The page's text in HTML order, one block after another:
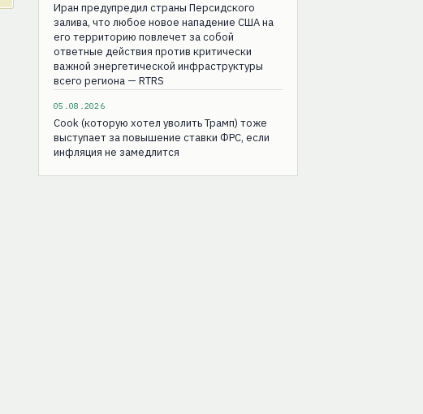
Иран предупредил страны Персидского
залива, что любое новое нападение США на
его территорию повлечет за собой
ответные действия против критически
важной энергетической инфраструктуры
всего региона — RTRS
05.08.2026
Cook (которую хотел уволить Трамп) тоже
выступает за повышение ставки ФРС, если
инфляция не замедлится